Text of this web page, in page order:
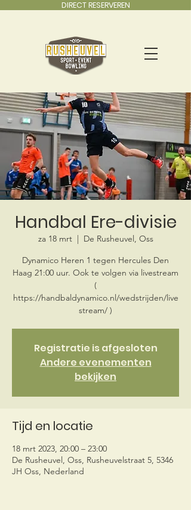
DIRECT RESERVEREN
Handbal Ere-divisie
za 18 mrt
  |
De Rusheuvel, Oss
Dynamico Heren 1 tegen Hercules Den
Haag 21:00 uur. Ook te volgen via livestream
(
https://handbaldynamico.nl/wedstrijden/live
stream/ )
Registratie is afgesloten
Andere evenementen
bekijken
Tijd en locatie
18 mrt 2023, 20:00 – 23:00
De Rusheuvel, Oss, Rusheuvelstraat 5, 5346
JH Oss, Nederland